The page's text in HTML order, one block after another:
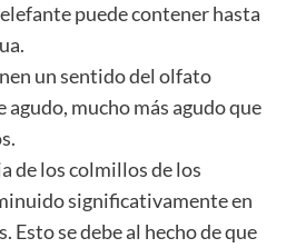
puede contener hasta
un sentido del olfato
mucho más agudo que
de los colmillos de los
significativamente en
Esto se debe al hecho de que